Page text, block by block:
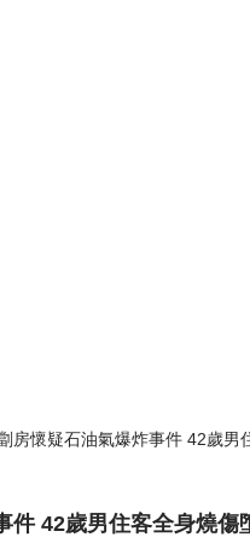
房懷疑石油氣爆炸事件 42歲男
件 42歲男住客全身燒傷